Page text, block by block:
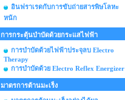
อินฟราเรดกับการขับถ่ายสารพิษโลหะ
หนัก
การกระตุ้นบำบัดด้วยกระแสไฟฟ้า
การบำบัดด้วยไฟฟ้าประจุลบ Electro
Therapy
การบำบัดด้วย Electro Reflex Energizer
มาตรการต้านมะเร็ง